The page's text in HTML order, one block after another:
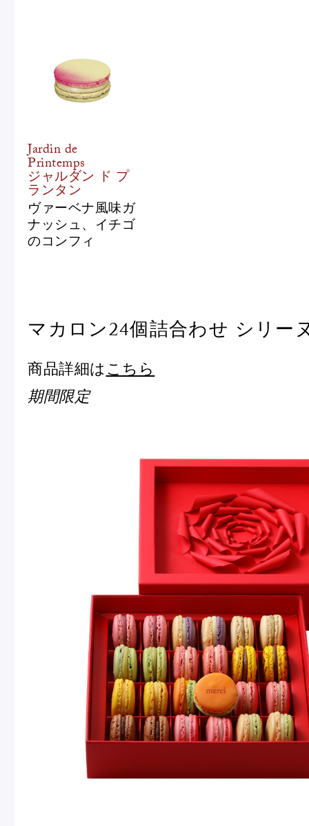
Jardin de
Printemps
ジャルダン ド プ
ランタン
ヴァーベナ風味ガ
ナッシュ、イチゴ
のコンフィ
マカロン24個詰合わせ シリー
商品詳細は こちら
期間限定